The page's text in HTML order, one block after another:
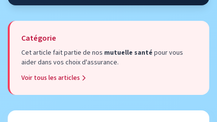
Catégorie
Cet article fait partie de nos mutuelle santé pour vous
aider dans vos choix d'assurance.
Voir tous les articles